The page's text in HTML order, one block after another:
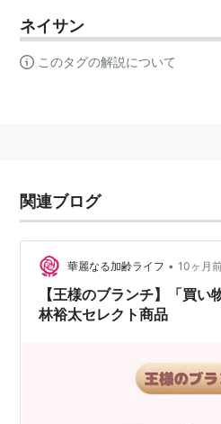
ネイサン
このタグの解説について
関連ブログ
華麗なる加齢ライフ • 10ヶ月
【王様のブランチ】「買い
林裕太セレクト商品